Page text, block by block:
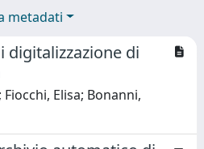
metadati
digitalizzazione di
Elisa; Bonanni,